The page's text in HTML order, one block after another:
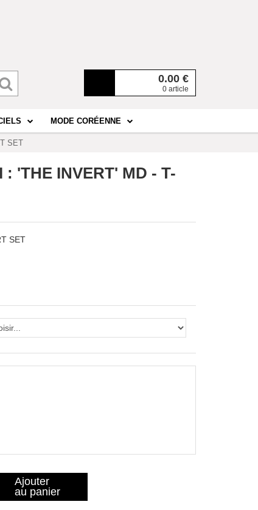
0.00 €
0 article
MODE CORÉENNE
SET
: 'THE INVERT' MD - T-
SET
Ajouter
au panier